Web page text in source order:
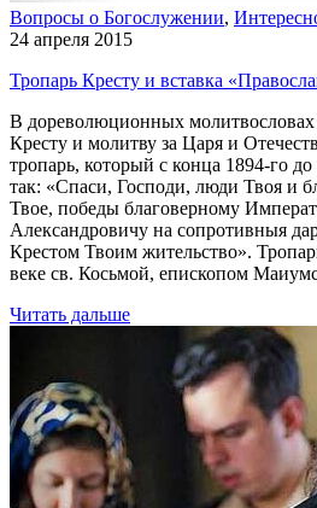
Вопросы о Богослужении,
24 апреля 2015
Тропарь Кресту и вставка
В дореволюционных
Кресту и молитву за Царя и
тропарь, который с конца 1894-го до
так: «Спаси, Господи, люди Твоя и
Твое, победы благоверному
Александровичу на сопротивныя
Крестом Твоим жительство».
веке св. Косьмой, епископом
Читать дальше